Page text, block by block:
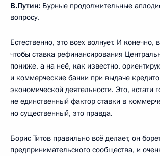
В.Путин: Бурные продолжительные
вопросу.
Естественно, это всех волнует. И конечно,
чтобы ставка рефинансирования
пониже, а на неё, как известно,
и коммерческие банки при выдаче
экономической деятельности. Это, кстати
не единственный фактор ставки в
но существенный, это правда.
Борис Титов правильно всё делает, он
предпринимательского сообщества, и